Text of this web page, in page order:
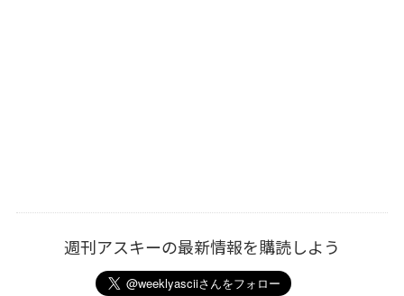
週刊アスキーの最新情報を購読しよう